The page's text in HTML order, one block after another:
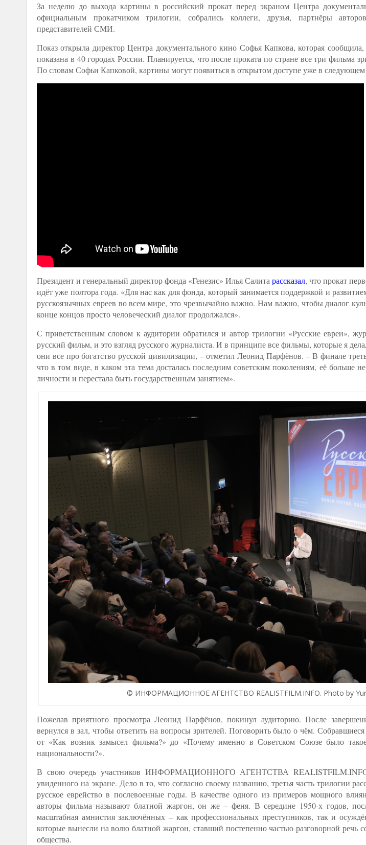
За неделю до выхода картины в российский прокат перед экраном Центра
официальным прокатчиком трилогии, собрались коллеги, друзья, партнёры
представителей СМИ.
Показ открыла директор Центра документального кино Софья Капкова, которая сообщила,
показана в 40 городах России. Планируется, что после проката по стране все три фильма
По словам Софьи Капковой, картины могут появиться в открытом доступе уже в следующем
Президент и генеральный директор фонда «Генезис» Илья Салита рассказал, что прокат
идёт уже полтора года. «Для нас как для фонда, который занимается поддержкой и
русскоязычных евреев во всем мире, это чрезвычайно важно. Нам важно, чтобы диалог
конце концов просто человеческий диалог продолжался».
С приветственным словом к аудитории обратился и автор трилогии «Русские евреи»,
русский фильм, и это взгляд русского журналиста. И в принципе все фильмы, которые я
они все про богатство русской цивилизации, – отметил Леонид Парфёнов. – В финале
что в том виде, в каком эта тема досталась последним советским поколениям, её больше
личности и перестала быть государственным занятием».
© ИНФОРМАЦИОННОЕ АГЕНТСТВО REALISTFILM.INFO. Photo by
Пожелав приятного просмотра Леонид Парфёнов, покинул аудиторию. После
вернулся в зал, чтобы ответить на вопросы зрителей. Поговорить было о чём.
от «Как возник замысел фильма?» до «Почему именно в Советском Союзе было
национальности?».
В свою очередь участников ИНФОРМАЦИОННОГО АГЕНТСТВА REALISTFILM.INFO
увиденного на экране. Дело в то, что согласно своему названию, третья часть трилогии
русское еврейство в послевоенные годы. В качестве одного из примеров мощного
авторы фильма называют блатной жаргон, он же – феня. В середине 1950-х годов,
масштабная амнистия заключённых – как профессиональных преступников, так и
которые вынесли на волю блатной жаргон, ставший постепенно частью разговорной речь
общества.